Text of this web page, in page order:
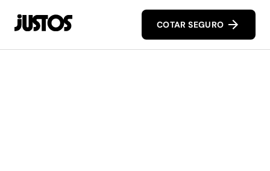
COTAR SEGURO